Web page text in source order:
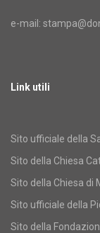
e-mail:
Link utili
Sito ufficiale della
Sito della Chiesa
Sito della Chiesa di
Sito ufficiale della
Sito della